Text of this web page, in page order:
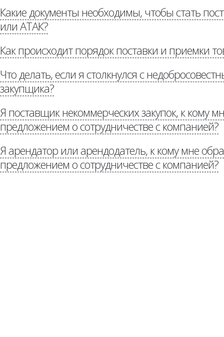
Какие документы необходимы, чтобы стать
или АТАК?
«Потенциальным поставщикам»
Как происходит порядок поставки и приемки
доставке»
Что делать, если я столкнулся с
закупщика?
«Стоп коррупция»
Я поставщик некоммерческих закупок, к кому
предложением о сотрудничестве с компанией?
Потенциальным партнерам
Я арендатор или арендодатель, к кому мне
предложением о сотрудничестве с компанией?